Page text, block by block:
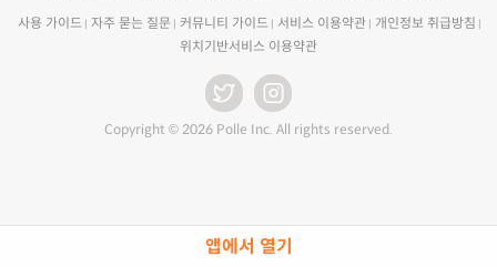
앱에서 열기
사용 가이드 자주 묻는 질문 커뮤니티 가이드 서비스 이용약관
개인정보 취급방침
위치기반서비스 이용약관
Copyright © 2026 Polle Inc. All rights reserved.